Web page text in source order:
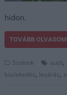
hídon.
TOVÁBB OLVASOM
Szolnok autó,
közlekedés, lezárás,